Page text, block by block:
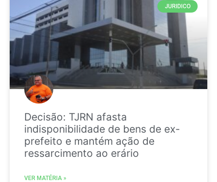
JURIDICO
Decisão: TJRN afasta
indisponibilidade de bens de ex-
prefeito e mantém ação de
ressarcimento ao erário
VER MATÉRIA »